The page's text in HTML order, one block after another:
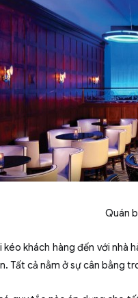
Quán
kéo khách hàng đến với nhà
Tất cả nằm ở sự cân bằng